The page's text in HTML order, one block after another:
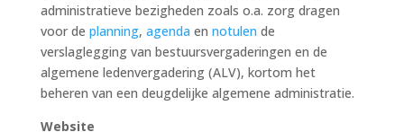
administratieve bezigheden zoals o.a. zorg dragen
voor de planning, agenda en notulen de
verslaglegging van bestuursvergaderingen en de
algemene ledenvergadering (ALV), kortom het
beheren van een deugdelijke algemene administratie.
Website